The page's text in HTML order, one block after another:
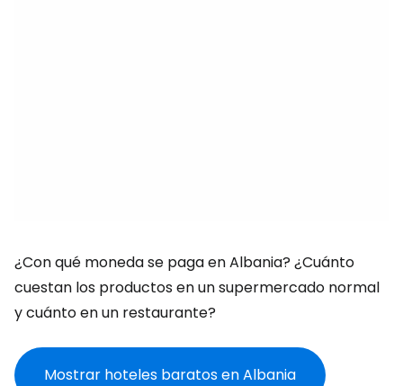
¿Con qué moneda se paga en Albania? ¿Cuánto
cuestan los productos en un supermercado normal
y cuánto en un restaurante?
Mostrar hoteles baratos en Albania